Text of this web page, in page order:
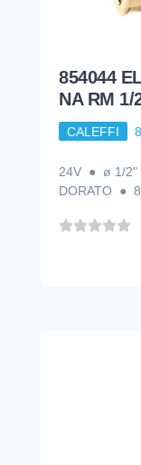
854044
NA RM 1/
CALEFFI
24V ● ø 1/2"
DORATO ●